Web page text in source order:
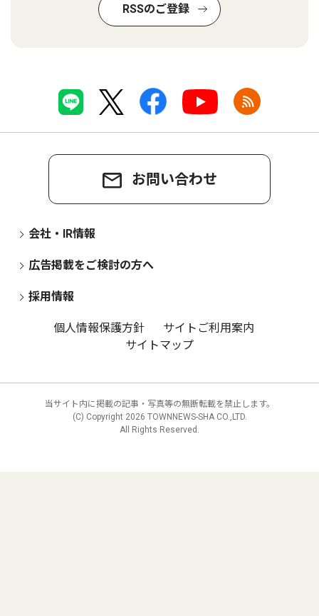
RSSのご登録
お問い合わせ
会社・IR情報
広告掲載をご検討の方へ
採用情報
個人情報保護方針
サイトご利用案内
サイトマップ
当サイト内に掲載の記事・写真等の無断転載を禁止します。
(C) Copyright 2026 TOWNNEWS-SHA CO.,LTD.
All Rights Reserved.